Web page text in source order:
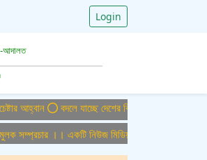
Login
বদলে যাচ্ছে দেশের বিমান ও পর্যটন খাত, ডিসেম্বরে
।। একটি নিউজ মিডিয়া হাউজের জন্য অফিস